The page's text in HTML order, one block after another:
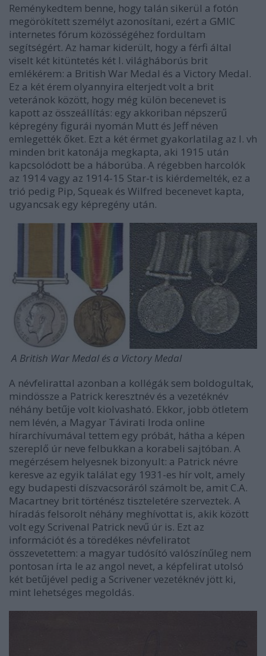
Reménykedtem benne, hogy talán sikerül a fotón
megörökített személyt azonosítani, ezért a GMIC
internetes fórum közösségéhez fordultam
segítségért. Az hamar kiderült, hogy a férfi által
viselt két kitüntetés két I. világháborús brit
emlékérem: a British War Medal és a Victory Medal.
Ez a két érem olyannyira elterjedt volt a brit
veteránok között, hogy még külön becenevet is
kapott az összeállítás: egy akkoriban népszerű
képregény figurái nyomán Mutt és Jeff néven
emlegették őket. Ezt a két érmet gyakorlatilag az I. vh
minden brit katonája megkapta, aki 1915 után
kapcsolódott be a háborúba. A régebben harcolók
az 1914 vagy az 1914-15 Star-t is kiérdemelték, ez a
trió pedig Pip, Squeak és Wilfred becenevet kapta,
ugyancsak egy képregény után.
A British War Medal és a Victory Medal
A névfelirattal azonban a kollégák sem boldogultak,
mindössze a Patrick keresztnév és a vezetéknév
néhány betűje volt kiolvasható. Ekkor, jobb ötletem
nem lévén, a Magyar Távirati Iroda online
hírarchívumával tettem egy próbát, hátha a képen
szereplő úr neve felbukkan a korabeli sajtóban. A
megérzésem helyesnek bizonyult: a Patrick névre
keresve az egyik találat egy 1931-es hír volt, amely
egy budapesti díszvacsoráról számolt be, amit C.A.
Macartney brit történész tiszteletére szerveztek. A
híradás felsorolt néhány meghívottat is, akik között
volt egy Scrivenal Patrick nevű úr is. Ezt az
információt és a töredékes névfeliratot
összevetettem: a magyar tudósító valószínűleg nem
pontosan írta le az angol nevet, a képfelirat utolsó
két betűjével pedig a Scrivener vezetéknév jött ki,
mint lehetséges megoldás.